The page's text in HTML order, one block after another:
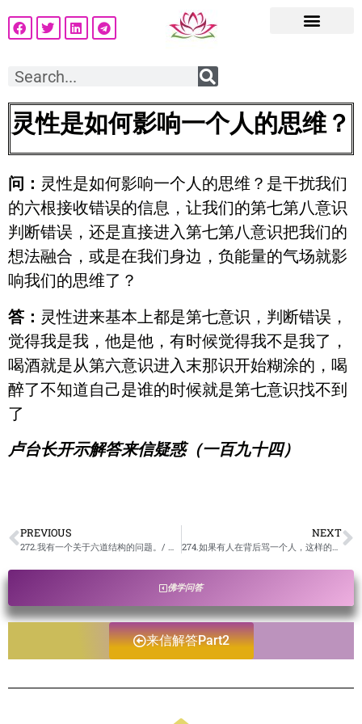
灵性是如何影响一个人的思维？
问： 灵性是如何影响一个人的思维？是干扰我们
的六根接收错误的信息，让我们的第七第八意识
判断错误，还是直接进入第七第八意识把我们的
想法融合，或是在我们身边，负能量的气场就影
响我们的思维了？
答： 灵性进来基本上都是第七意识，判断错误，
觉得我是我，他是他，有时候觉得我不是我了，
喝酒就是从第六意识进入末那识开始糊涂的，喝
醉了不知道自己是谁的时候就是第七意识找不到
了
卢台长开示解答来信疑惑（一百九十四）
PREVIOUS NEXT
佛学问答
来信解答Part2